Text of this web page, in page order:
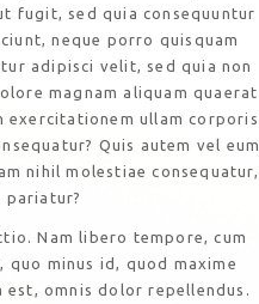
fugit, sed quia consequuntur
neque porro quisquam
adipisci velit, sed quia non
magnam aliquam quaerat
exercitationem ullam corporis
Quis autem vel eum
nihil molestiae consequatur,
pariatur?
Nam libero tempore, cum
minus id, quod maxime
omnis dolor repellendus.